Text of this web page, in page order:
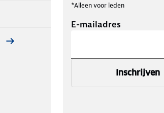
*Alleen voor leden
E-mailadres
Inschrijven